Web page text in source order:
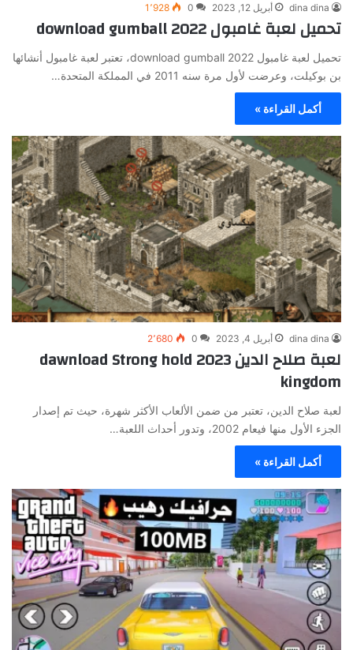
dina dina أبريل 12, 2023 0 1٬928
تحميل لعبة غامبول 2022 download gumball
تحميل لعبة غامبول 2022 download gumball، تعتبر لعبة غامبول أنشائها
بن بوكيلت، وعرضت لأول مرة سنه 2011 في المملكة المتحدة…
أكمل القراءة »
dina dina أبريل 4, 2023 0 2٬680
لعبة صلاح الدين 2023 dawnload Strong hold
kingdom
لعبة صلاح الدين، تعتبر من ضمن الألعاب الأكثر شهرة، حيث تم إصدار
الجزء الأول منها فيعام 2002، وتدور أحداث اللعبة…
أكمل القراءة »